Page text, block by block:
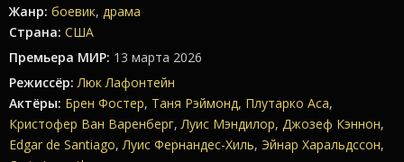
Жанр: боевик, драма
Страна: США
Премьера МИР: 13 марта 2026
Режиссёр: Люк Лафонтейн
Актёры: Брен Фостер, Таня Рэймонд, Плутарко Аса,
Кристофер Ван Варенберг,Луис Мэндилор, Джозеф Кэннон,
Edgar de Santiago,Луис Фернандес-Хиль, Эйнар Харальдссон,